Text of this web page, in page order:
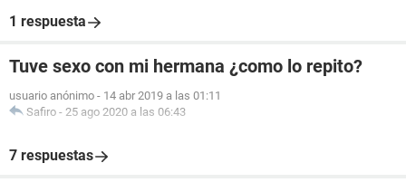
1 respuesta
Tuve sexo con mi hermana ¿como lo repito?
usuario anónimo - 14 abr 2019 a las 01:11
Safiro - 25 ago 2020 a las 06:43
7 respuestas